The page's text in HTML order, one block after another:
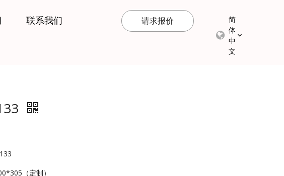
联系我们 请求报价
简
体
中
文
（定制）